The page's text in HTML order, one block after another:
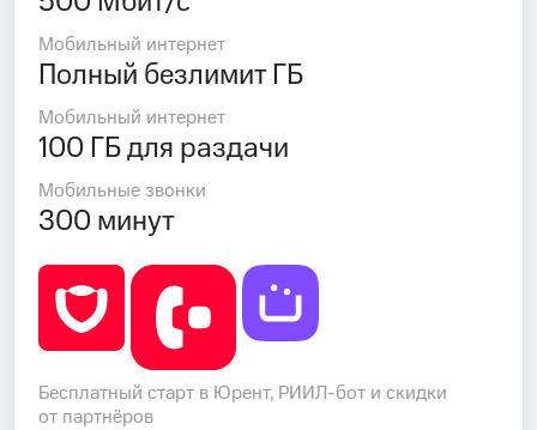
Мобильный интернет
Полный безлимит ГБ
Мобильный интернет
100 ГБ для раздачи
Мобильные звонки
300 минут
Бесплатный старт в Юрент, РИИЛ-бот и скидки
от партнёров